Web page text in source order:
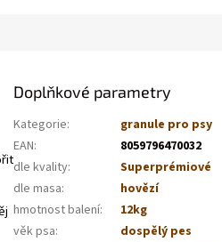
Doplňkové parametry
Kategorie:
granule pro psy
EAN:
8059796470032
dle kvality:
Superprémiové
dle masa:
hovězí
hmotnost balení:
12kg
věk psa:
dospělý pes